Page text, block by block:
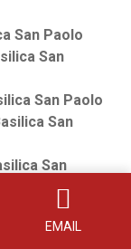
San Paolo
San
San Paolo
San
San
Basilica San
EMAIL